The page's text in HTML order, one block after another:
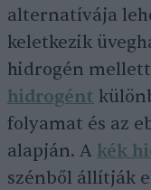
alternatívája
keletkezik
hidrogén
hidrogént
folyamat és az
alapján. A kék
szénből állítják